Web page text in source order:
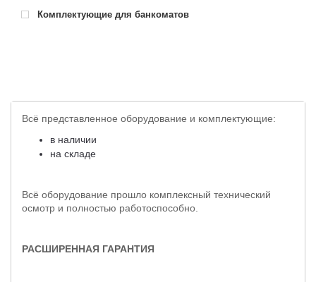
Комплектующие для банкоматов
Всё представленное оборудование и комплектующие:
в наличии
на складе
Всё оборудование прошло комплексный технический
осмотр и полностью работоспособно.
РАСШИРЕННАЯ ГАРАНТИЯ